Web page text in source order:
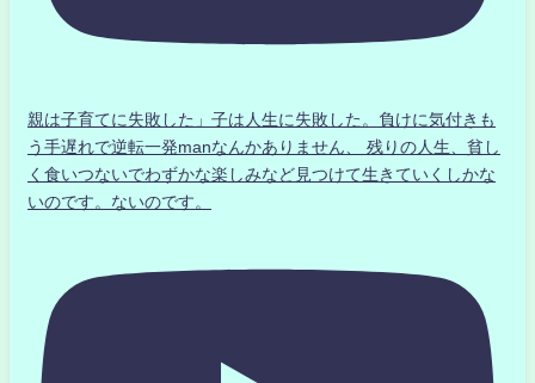
親は子育てに失敗した」子は人生に失敗した。負けに気付きも
う手遅れで逆転一発manなんかありません、 残りの人生、貧し
く食いつないでわずかな楽しみなど見つけて生きていくしかな
いのです。ないのです。